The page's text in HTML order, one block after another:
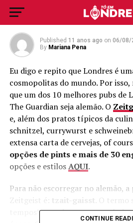
Londres é alemão
Published 11 anos ago on 06/08/
By Mariana Pena
Eu digo e repito que Londres é
cosmopolitas do mundo. Por isso,
que um dos 10 melhores pubs de
The Guardian seja alemão. O
e, além dos pratos típicos da
schnitzel, currywurst e
extensa carta de cervejas, of
opções de pints e mais de 30
opções e estilosAQUI.
Para não escorregar no alemão,
tempos”, ou seja, as
CONTINUE